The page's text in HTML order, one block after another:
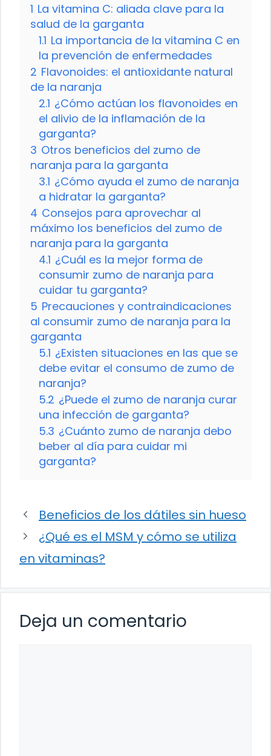
1 La vitamina C: aliada clave para la
salud de la garganta
1.1 La importancia de la vitamina C en
la prevención de enfermedades
2 Flavonoides: el antioxidante natural
de la naranja
2.1 ¿Cómo actúan los flavonoides en
el alivio de la inflamación de la
garganta?
3 Otros beneficios del zumo de
naranja para la garganta
3.1 ¿Cómo ayuda el zumo de naranja
a hidratar la garganta?
4 Consejos para aprovechar al
máximo los beneficios del zumo de
naranja para la garganta
4.1 ¿Cuál es la mejor forma de
consumir zumo de naranja para
cuidar tu garganta?
5 Precauciones y contraindicaciones
al consumir zumo de naranja para la
garganta
5.1 ¿Existen situaciones en las que se
debe evitar el consumo de zumo de
naranja?
5.2 ¿Puede el zumo de naranja curar
una infección de garganta?
5.3 ¿Cuánto zumo de naranja debo
beber al día para cuidar mi
garganta?
Beneficios de los dátiles sin hueso
¿Qué es el MSM y cómo se utiliza
en vitaminas?
Deja un comentario